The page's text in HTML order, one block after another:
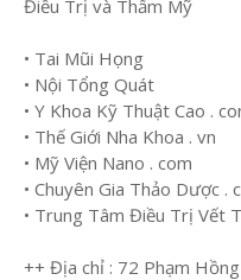
Điều Trị và Thẩm Mỹ
• Tai Mũi Họng
• Nội Tổng Quát
• Y Khoa Kỹ Thuật Cao .
• Thế Giới Nha Khoa . vn
• Mỹ Viện Nano . com
• Chuyên Gia Thảo Dược .
• Trung Tâm Điều Trị Vết
++ Địa chỉ : 72 Phạm